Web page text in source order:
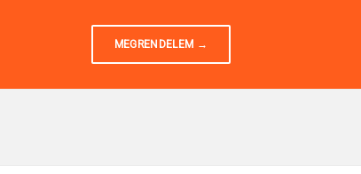
MEGRENDELEM →